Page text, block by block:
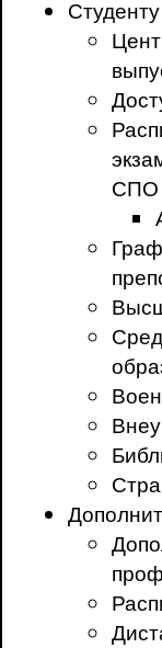
Студенту
СПО